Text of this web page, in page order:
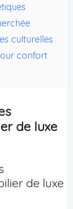
culturelles
confort
de luxe
de luxe